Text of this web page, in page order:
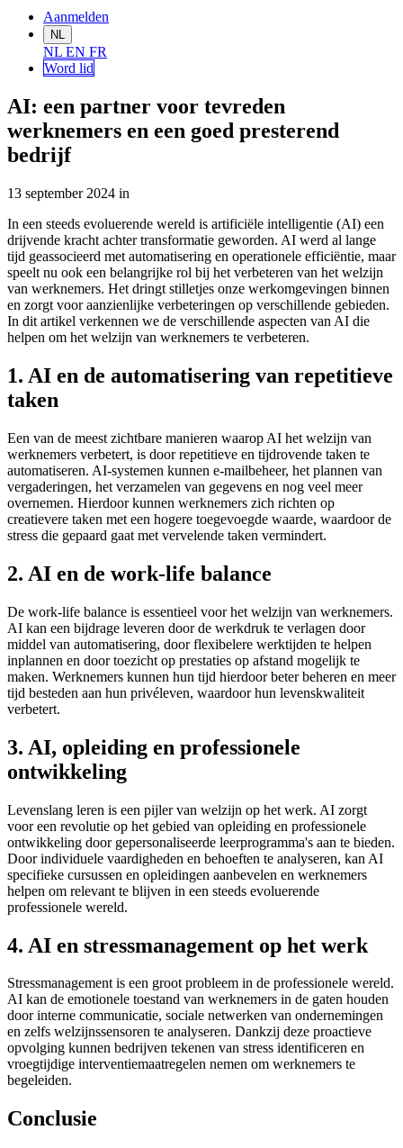
Aanmelden
NL
NL EN FR
Word lid
AI: een partner voor tevreden
werknemers en een goed presterend
bedrijf
13 september 2024 in
In een steeds evoluerende wereld is artificiële intelligentie (AI) een
drijvende kracht achter transformatie geworden. AI werd al lange
tijd geassocieerd met automatisering en operationele efficiëntie, maar
speelt nu ook een belangrijke rol bij het verbeteren van het welzijn
van werknemers. Het dringt stilletjes onze werkomgevingen binnen
en zorgt voor aanzienlijke verbeteringen op verschillende gebieden.
In dit artikel verkennen we de verschillende aspecten van AI die
helpen om het welzijn van werknemers te verbeteren.
1. AI en de automatisering van repetitieve
taken
Een van de meest zichtbare manieren waarop AI het welzijn van
werknemers verbetert, is door repetitieve en tijdrovende taken te
automatiseren. AI-systemen kunnen e-mailbeheer, het plannen van
vergaderingen, het verzamelen van gegevens en nog veel meer
overnemen. Hierdoor kunnen werknemers zich richten op
creatievere taken met een hogere toegevoegde waarde, waardoor de
stress die gepaard gaat met vervelende taken vermindert.
2. AI en de work-life balance
De work-life balance is essentieel voor het welzijn van werknemers.
AI kan een bijdrage leveren door de werkdruk te verlagen door
middel van automatisering, door flexibelere werktijden te helpen
inplannen en door toezicht op prestaties op afstand mogelijk te
maken. Werknemers kunnen hun tijd hierdoor beter beheren en meer
tijd besteden aan hun privéleven, waardoor hun levenskwaliteit
verbetert.
3. AI, opleiding en professionele
ontwikkeling
Levenslang leren is een pijler van welzijn op het werk. AI zorgt
voor een revolutie op het gebied van opleiding en professionele
ontwikkeling door gepersonaliseerde leerprogramma's aan te bieden.
Door individuele vaardigheden en behoeften te analyseren, kan AI
specifieke cursussen en opleidingen aanbevelen en werknemers
helpen om relevant te blijven in een steeds evoluerende
professionele wereld.
4. AI en stressmanagement op het werk
Stressmanagement is een groot probleem in de professionele wereld.
AI kan de emotionele toestand van werknemers in de gaten houden
door interne communicatie, sociale netwerken van ondernemingen
en zelfs welzijnssensoren te analyseren. Dankzij deze proactieve
opvolging kunnen bedrijven tekenen van stress identificeren en
vroegtijdige interventiemaatregelen nemen om werknemers te
begeleiden.
Conclusie